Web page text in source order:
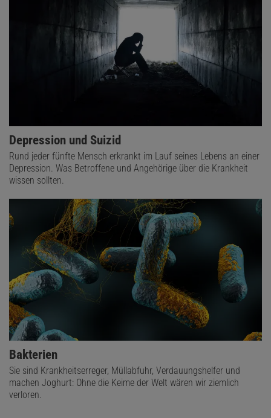
Depression und Suizid
Rund jeder fünfte Mensch erkrankt im Lauf seines Lebens an einer
Depression. Was Betroffene und Angehörige über die Krankheit
wissen sollten.
Bakterien
Sie sind Krankheitserreger, Müllabfuhr, Verdauungshelfer und
machen Joghurt: Ohne die Keime der Welt wären wir ziemlich
verloren.